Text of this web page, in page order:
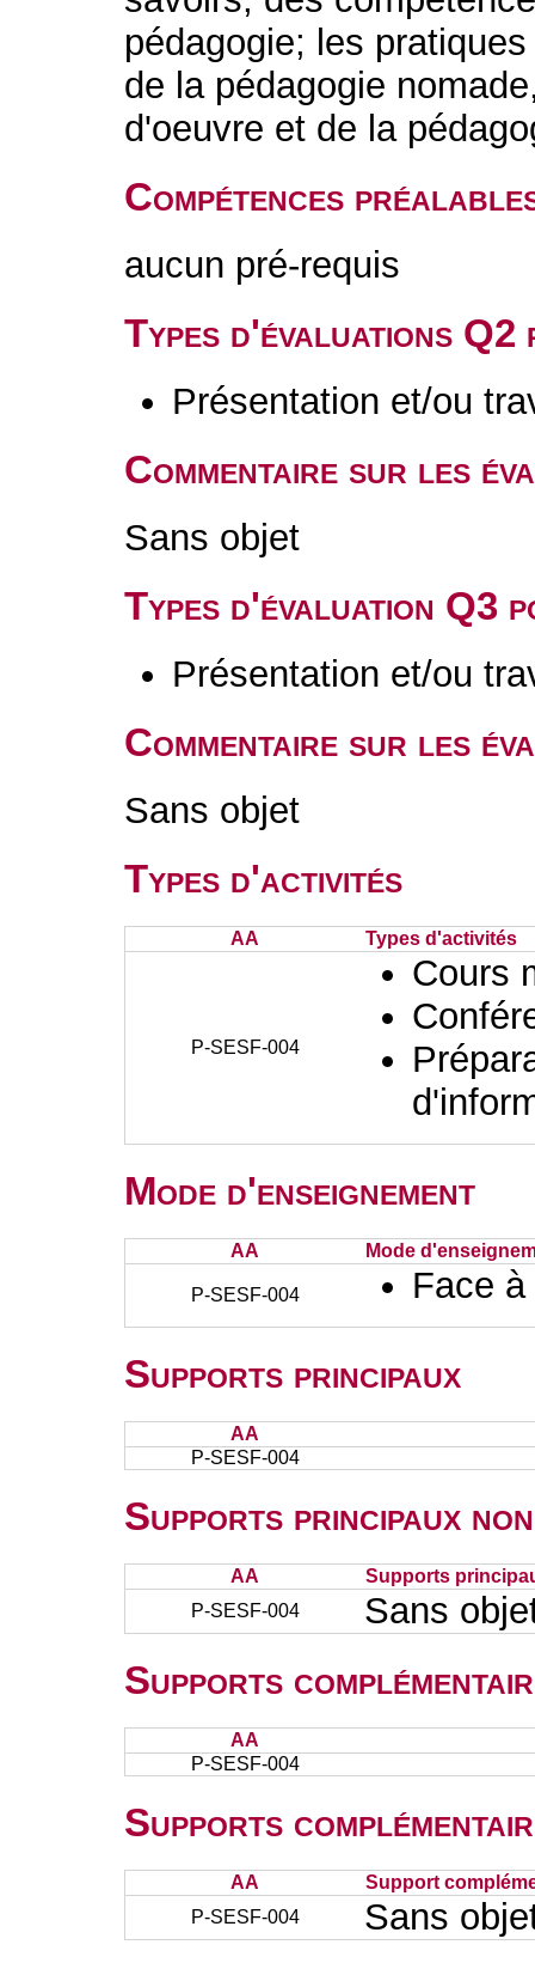
pédagogie; les
de la pédagogie
d'oeuvre et de la
Compétences
aucun pré-requis
Types d'évaluations
Présentation et/ou
Commentaire sur les
Sans objet
Types d'évaluation Q3
Présentation et/ou
Commentaire sur les
Sans objet
Types d'activités
AA Types d'activités
P-SESF-004
Cours
Mode d'enseignement
AA Mode
P-SESF-004 Face
Supports principaux
AA
P-SESF-004
Supports principaux
AA
Supports
P-SESF-004
Sans
Supports
AA
P-SESF-004
Supports
AA
Support
P-SESF-004
Sans